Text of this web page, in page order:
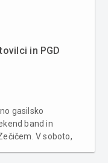
in PGD
gasilsko
band in
V soboto,